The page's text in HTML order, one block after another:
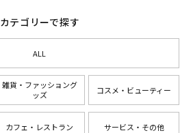
カテゴリーで探す
ALL
雑貨・ファッショング
ッズ
コスメ・ビューティー
カフェ・レストラン サービス・その他